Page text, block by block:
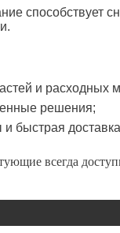
и расходных
решения;
быстрая
всегда